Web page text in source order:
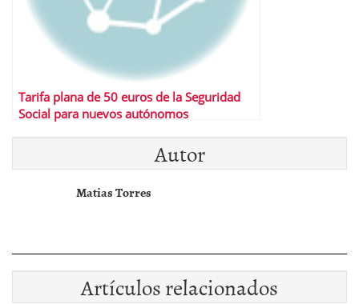
Tarifa plana de 50 euros de la Seguridad
Social para nuevos autónomos
Autor
Matias Torres
Artículos relacionados